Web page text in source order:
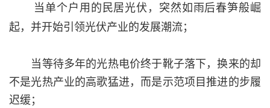
当单个户用的民居光伏，突然如雨后春笋般崛
起，并开始引领光伏产业的发展潮流；
当等待多年的光热电价终于靴子落下，换来的却
不是光热产业的高歌猛进，而是示范项目推进的步履
迟缓；